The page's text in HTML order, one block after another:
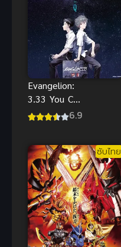
Evangelion:
3.33 You Can
(Not) Redo6.9
ซับไทย